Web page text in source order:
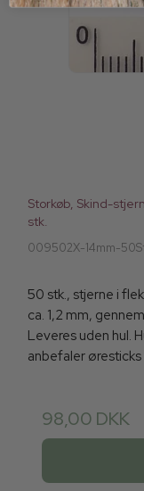
Storkøb, Skind-
stk.
009502X-14mm-
50 stk., stjerne i
ca. 1,2 mm,
Leveres uden hul.
anbefaler
98,00 DKK